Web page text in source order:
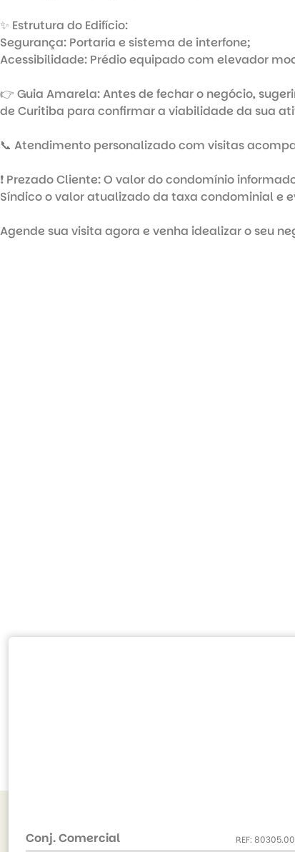
✨ Estrutura do Edifício:
Segurança: Portaria e sistema de interfone;
Acessibilidade: Prédio equipado com elevador
👉 Guia Amarela: Antes de fechar o negócio,
de Curitiba para confirmar a viabilidade da sua
📞 Atendimento personalizado com visitas
❗ Prezado Cliente: O valor do condomínio
Síndico o valor atualizado da taxa condominial e
Conj. Comercial REF: